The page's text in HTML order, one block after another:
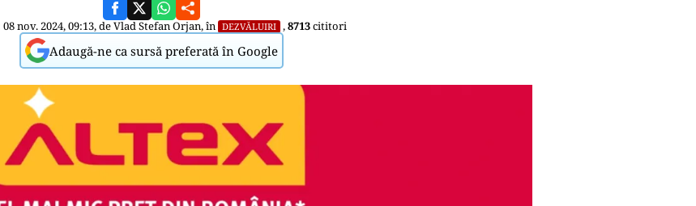
nov. 2024, 09:13, deVlad Stefan Orjan, în DEZVĂLUIRI ,8713cititori
Adaugă-ne ca sursă preferată în Google